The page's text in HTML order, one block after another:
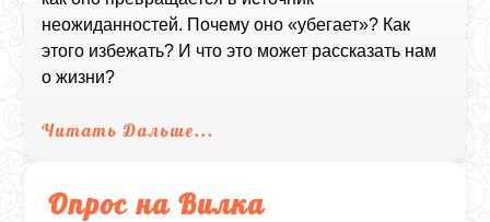
неожиданностей. Почему оно «убегает»? Как
этого избежать? И что это может рассказать нам
о жизни?
Читать Дальше...
Опрос на Вилка